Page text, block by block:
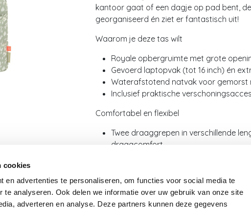
cookies
en advertenties te personaliseren, om functies voor social media te
te analyseren. Ook delen we informatie over uw gebruik van onze site
adverteren en analyse. Deze partners kunnen deze gegevens
kantoor gaat of een dagje op pad bent,
georganiseerd én ziet er fantastisch uit!
Waarom je deze tas wilt
Royale opbergruimte met grote
Gevoerd laptopvak (tot 16 inch) én
Waterafstotend natvak voor gemorst
Inclusief praktische
Comfortabel en flexibel
Twee draaggrepen in verschillende
draagcomfort
Kan eenvoudig aan kinderwagen of
Hoogwaardig, waterafstotend
goudkleurige details
Inclusief handige accessoires